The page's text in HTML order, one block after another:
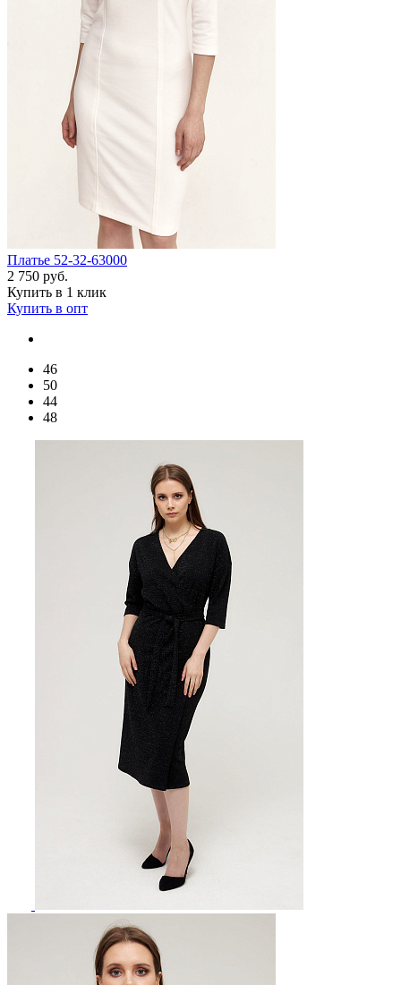
Платье 52-32-63000
2 750 руб.
Купить в 1 клик
Купить в опт
46
50
44
48